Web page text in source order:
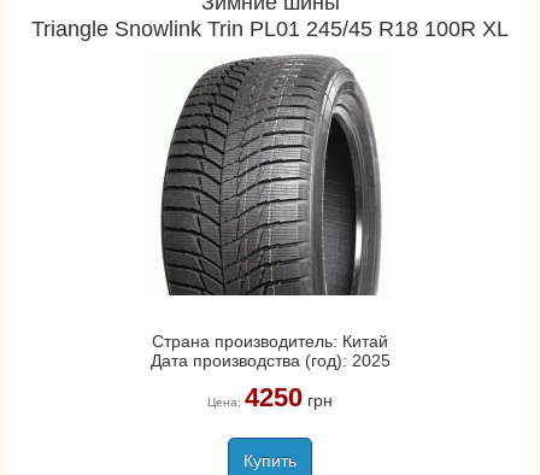
Triangle Snowlink Trin PL01 245/45 R18 100R XL
Страна производитель: Китай
Дата производства (год): 2025
Цена: 4250грн
Купить